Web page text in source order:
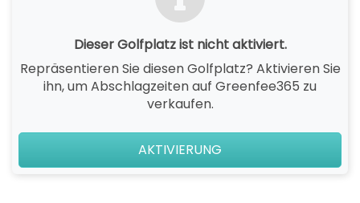
Dieser Golfplatz ist nicht aktiviert.
Repräsentieren Sie diesen Golfplatz? Aktivieren Sie
ihn, um Abschlagzeiten auf Greenfee365 zu
verkaufen.
AKTIVIERUNG